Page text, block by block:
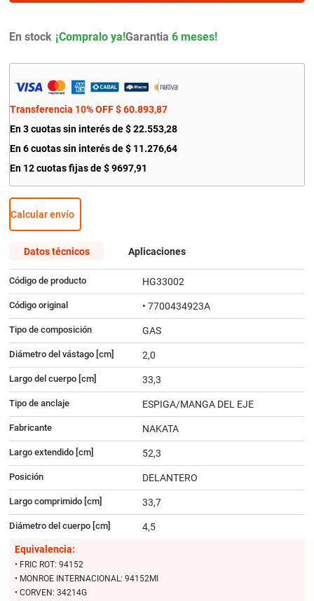
En stock Garantia 6 meses!
Transferencia 10% OFF $ 60.893,87
En 3 cuotas sin interés de $ 22.553,28
En 6 cuotas sin interés de$ 11.276,64
En 12 cuotas fijas de $ 9697,91
Calcular envío
Datos técnicos Aplicaciones
Código de producto HG33002
Código original • 7700434923A
Tipo de composición GAS
Diámetro del vástago [cm] 2,0
Largo del cuerpo [cm] 33,3
Tipo de anclaje ESPIGA/MANGA DEL EJE
Fabricante NAKATA
Largo extendido [cm] 52,3
Posición DELANTERO
Largo comprimido [cm] 33,7
Diámetro del cuerpo [cm]
4,5
Equivalencia:
• FRIC ROT: 94152
• MONROE INTERNACIONAL: 94152MI
• CORVEN: 34214G
9.
bmw
10
citroen c4